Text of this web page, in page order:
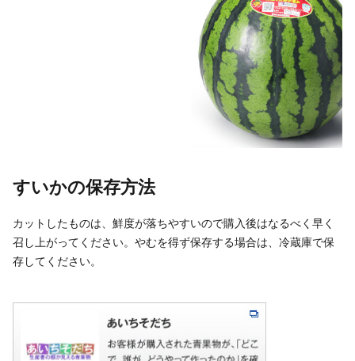
すいかの保存方法
カットしたものは、鮮度が落ちやすいので購入後はなるべく早く
召し上がってください。やむを得ず保存する場合は、冷蔵庫で保
存してください。